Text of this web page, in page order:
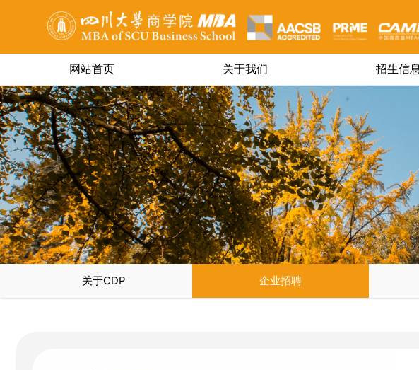
网站首页 关于我们 招生信
MBA OF SCU BUSINESS SCHOOL
关于CDP 企业招聘